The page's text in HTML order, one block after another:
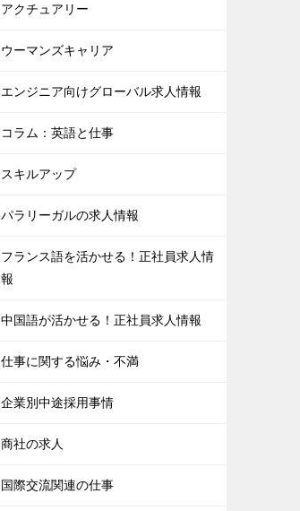
アクチュアリー
ウーマンズキャリア
エンジニア向けグローバル求人情報
コラム：英語と仕事
スキルアップ
パラリーガルの求人情報
フランス語を活かせる！正社員求人情
報
中国語が活かせる！正社員求人情報
仕事に関する悩み・不満
企業別中途採用事情
商社の求人
国際交流関連の仕事